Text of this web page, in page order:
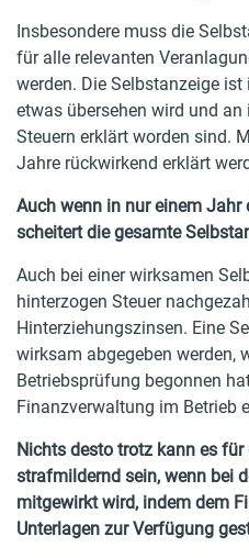
Insbesondere muss die
für alle relevanten
werden. Die Selbstanzeige
etwas übersehen wird und
Steuern erklärt worden sind.
Jahre rückwirkend erklärt
Auch wenn in nur einem
scheitert die gesamte
Auch bei einer wirksamen
hinterzogen Steuer
Hinterziehungszinsen. Eine
wirksam abgegeben werden,
Betriebsprüfung begonnen
Finanzverwaltung im Betrieb
Nichts desto trotz kann es
strafmildernd sein, wenn bei
mitgewirkt wird, indem dem
Unterlagen zur Verfügung